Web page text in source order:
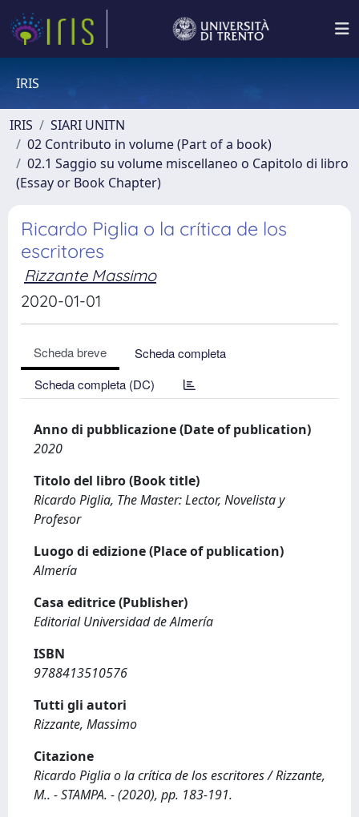
IRIS
IRIS
SIARI UNITN
02 Contributo in volume (Part of a book)
02.1 Saggio su volume miscellaneo o Capitolo di libro
(Essay or Book Chapter)
Ricardo Piglia o la crítica de los
escritores
Rizzante Massimo
2020-01-01
Scheda breve
Scheda completa
Scheda completa (DC)
Anno di pubblicazione (Date of publication)
2020
Titolo del libro (Book title)
Ricardo Piglia, The Master: Lector, Novelista y
Profesor
Luogo di edizione (Place of publication)
Almería
Casa editrice (Publisher)
Editorial Universidad de Almería
ISBN
9788413510576
Tutti gli autori
Rizzante, Massimo
Citazione
Ricardo Piglia o la crítica de los escritores / Rizzante,
M.. - STAMPA. - (2020), pp. 183-191.